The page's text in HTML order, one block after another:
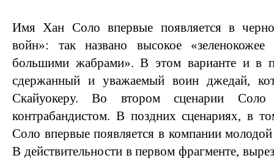
Имя Хан Соло впервые появляется в
войн»: так названо высокое
большими жабрами». В этом варианте и в
сдержанный и уважаемый воин джедай,
Скайуокеру. Во втором сценарии Соло
контрабандистом. В поздних сценариях, в
Соло впервые появляется в компании
В действительности в первом фрагменте,